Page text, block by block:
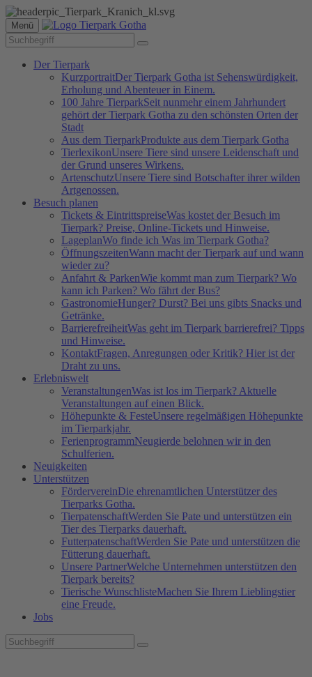
Menü
Der Tierpark
KurzportraitDer Tierpark Gotha ist Sehenswürdigkeit,
Erholung und Abenteuer in Einem.
100 Jahre TierparkSeit nunmehr einem Jahrhundert
gehört der Tierpark Gotha zu den schönsten Orten der
Stadt
Aus dem TierparkProdukte aus dem Tierpark Gotha
TierlexikonUnsere Tiere sind unsere Leidenschaft und
der Grund unseres Wirkens.
ArtenschutzUnsere Tiere sind Botschafter ihrer wilden
Artgenossen.
Besuch planen
Tickets & EintrittspreiseWas kostet der Besuch im
Tierpark? Preise, Online-Tickets und Hinweise.
LageplanWo finde ich Was im Tierpark Gotha?
ÖffnungszeitenWann macht der Tierpark auf und wann
wieder zu?
Anfahrt & ParkenWie kommt man zum Tierpark? Wo
kann ich Parken? Wo fährt der Bus?
GastronomieHunger? Durst? Bei uns gibts Snacks und
Getränke.
BarrierefreiheitWas geht im Tierpark barrierefrei? Tipps
und Hinweise.
KontaktFragen, Anregungen oder Kritik? Hier ist der
Draht zu uns.
Erlebniswelt
VeranstaltungenWas ist los im Tierpark? Aktuelle
Veranstaltungen auf einen Blick.
Höhepunkte & FesteUnsere regelmäßigen Höhepunkte
im Tierparkjahr.
FerienprogrammNeugierde belohnen wir in den
Schulferien.
Neuigkeiten
Unterstützen
FördervereinDie ehrenamtlichen Unterstützer des
Tierparks Gotha.
TierpatenschaftWerden Sie Pate und unterstützen ein
Tier des Tierparks dauerhaft.
FutterpatenschaftWerden Sie Pate und unterstützen die
Fütterung dauerhaft.
Unsere PartnerWelche Unternehmen unterstützen den
Tierpark bereits?
Tierische WunschlisteMachen Sie Ihrem Lieblingstier
eine Freude.
Jobs